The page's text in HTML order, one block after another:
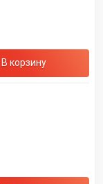
В корзину